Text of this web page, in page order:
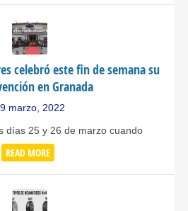
celebró este fin de semana su
en Granada
marzo, 2022
días 25 y 26 de marzo cuando
READ MORE